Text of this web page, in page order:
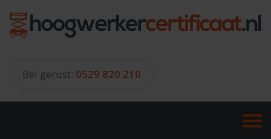
content
Bel gerust: 0529 820 210